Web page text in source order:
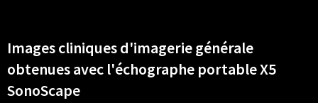
Images cliniques d'imagerie générale
obtenues avec l'échographe portable X5
SonoScape